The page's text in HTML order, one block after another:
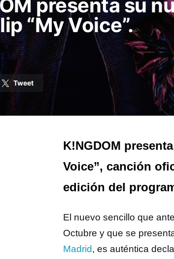
presenta su
“My Voice”.
Tweet
K!NGDOM
Voice”, canción
edición del
El nuevo sencillo que
Octubre y que se
Madrid, es auténtica